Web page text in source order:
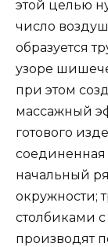
этой целью
число
образуется
узоре
при этом
массажный
готового
соединенная
начальный
окружности;
столбиками
производят